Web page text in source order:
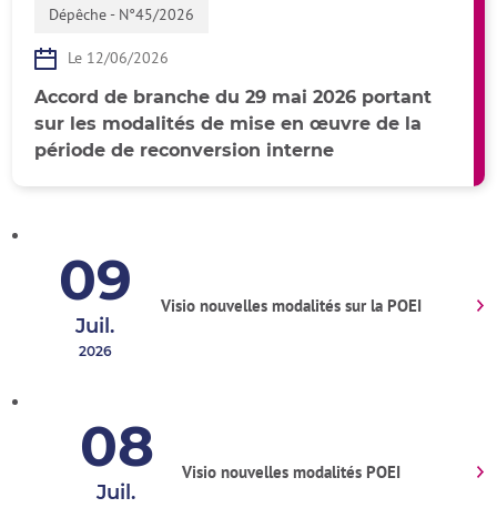
Dépêche - N°45/2026
Le 12/06/2026
Accord de branche du 29 mai 2026 portant
sur les modalités de mise en œuvre de la
période de reconversion interne
09
Juil.
2026
Visio nouvelles modalités sur la POEI
08
Juil.
Visio nouvelles modalités POEI